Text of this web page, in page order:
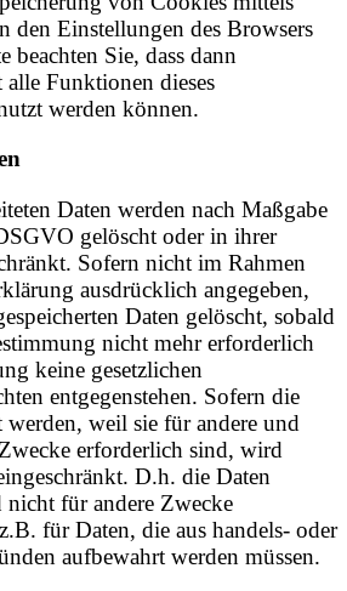
den Einstellungen des Browsers
beachten Sie, dass dann
alle Funktionen dieses
werden können.
Daten werden nach Maßgabe
gelöscht oder in ihrer
Sofern nicht im Rahmen
ausdrücklich angegeben,
Daten gelöscht, sobald
nicht mehr erforderlich
keine gesetzlichen
entgegenstehen. Sofern die
weil sie für andere und
erforderlich sind, wird
D.h. die Daten
nicht für andere Zwecke
für Daten, die aus handels- oder
aufbewahrt werden müssen.